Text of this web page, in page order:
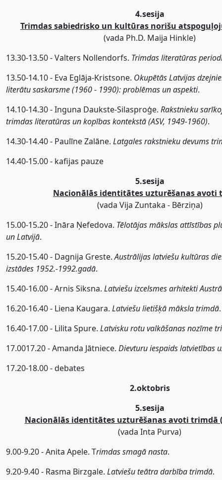
4.sesija
Trimdas sabiedrisko un kultūras norišu
(vada Ph.D. Maija Hinkle)
13.30-13.50 - Valters Nollendorfs. Trimdas literatūras
13.50-14.10 - Eva Eglāja-Kristsone. Okupētās Latvijas
literātu saskarsme (1960 - 1990): problēmas un aspekti.
14.10-14.30 - Inguna Daukste-Silasproģe. Rakstnieku
trimdas literatūras un kopības kontekstā (ASV, 1949-1960).
14.30-14.40 - Paulīne Zalāne. Latgales rakstnieku devums
14.40-15.00 - kafijas pauze
5.sesija
Nacionālās identitātes uzturēšanas avoti
(vada Vija Zuntaka - Bērziņa)
15.00-15.20 - Ināra Ņefedova. Tēlotājas mākslas attīstības
un Latvijā.
15.20-15.40 - Dagnija Greste.Austrālijas latviešu kultūras
izstādes 1952.-1992.gadā.
15.40-16.00 - Arnis Siksna. Latviešu izcelsmes arhitekti
16.20-16.40 - Liena Kaugara. Latviešu lietišķā māksla trimdā.
16.40-17.00 - Lilita Spure. Latvisku rotu valkāšanas nozīme
17.0017.20 - Amanda Jātniece. Dievturu iespaids latvietības
17.20-18.00 - debates
2.oktobris
5.sesija
Nacionālās identitātes uzturēšanas avoti trimdā
(vada Inta Purva)
9.00-9.20 - Anita Apele. Trimdas smagā nasta.
9.20-9.40 - Rasma Birzgale. Latviešu teātra darbība trimdā.